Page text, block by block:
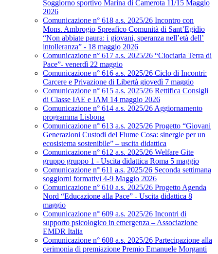
Soggiorno sportivo Marina di Camerota 11/15 Maggio
2026
Comunicazione n° 618 a.s. 2025/26 Incontro con
Mons. Ambrogio Spreafico Comunità di Sant’Egidio
“Non abbiate paura: i giovani, speranza nell’età dell’
intolleranza” - 18 maggio 2026
Comunicazione n° 617 a.s. 2025/26 “Ciociaria Terra di
Pace”- venerdì 22 maggio
Comunicazione n° 616 a.s. 2025/26 Ciclo di Incontri:
Carcere e Privazione di Libertà giovedì 7 maggio
Comunicazione n° 615 a.s. 2025/26 Rettifica Consigli
di Classe IAE e IAM 14 maggio 2026
Comunicazione n° 614 a.s. 2025/26 Aggiornamento
programma Lisbona
Comunicazione n° 613 a.s. 2025/26 Progetto “Giovani
Generazioni Custodi del Fiume Cosa: sinergie per un
ecosistema sostenibile” – uscita didattica
Comunicazione n° 612 a.s. 2025/26 Welfare Gite
gruppo gruppo 1 - Uscita didattica Roma 5 maggio
Comunicazione n° 611 a.s. 2025/26 Seconda settimana
soggiorni formativi 4-9 Maggio 2026
Comunicazione n° 610 a.s. 2025/26 Progetto Agenda
Nord “Educazione alla Pace” - Uscita didattica 8
maggio
Comunicazione n° 609 a.s. 2025/26 Incontri di
supporto psicologico in emergenza – Associazione
EMDR Italia
Comunicazione n° 608 a.s. 2025/26 Partecipazione alla
cerimonia di premiazione Premio Emanuele Morganti